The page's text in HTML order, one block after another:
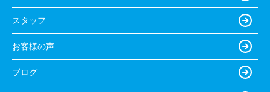
スタッフ
お客様の声
ブログ